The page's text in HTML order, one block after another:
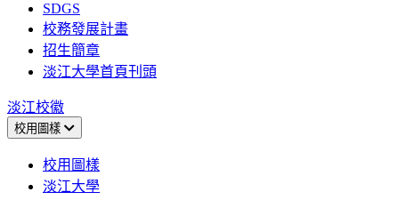
SDGS
校務發展計畫
招生簡章
淡江大學首頁刊頭
淡江校徽
校用圖樣
校用圖樣
淡江大學